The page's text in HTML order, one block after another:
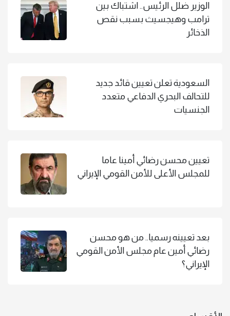
الوزير ضلل الرئيس.. اشتباك بين
ترامب وهيجسيث بسبب نقص
الذخائر
السعودية تعلن تعيين قائد جديد
للتحالف البحري الدفاعي متعدد
الجنسيات
تعيين محسن رضائي أمينا عاما
للمجلس الأعلى للأمن القومي الإيراني
بعد تعيينه رسميا.. من هو محسن
رضائي أمين عام مجلس الأمن القومي
الإيراني؟